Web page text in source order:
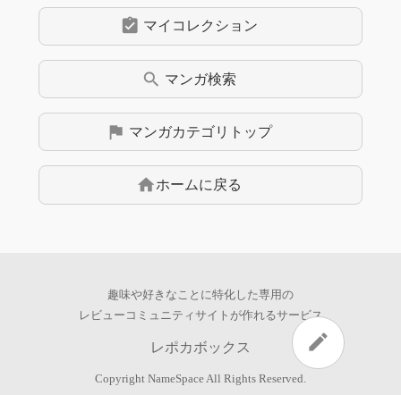
edit
assignment_turned_in マイコレクション
search マンガ検索
flag マンガカテゴリトップ
homeホームに戻る
趣味や好きなことに特化した専用の
レビューコミュニティサイトが作れるサービス
レポカボックス
Copyright NameSpace All Rights Reserved.